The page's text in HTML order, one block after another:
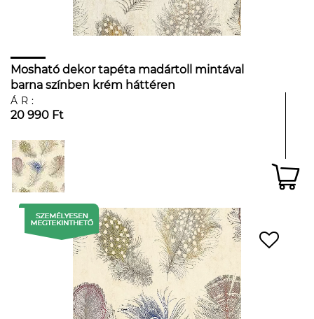
Mosható dekor tapéta madártoll mintával
barna színben krém háttéren
ÁR:
20 990 Ft